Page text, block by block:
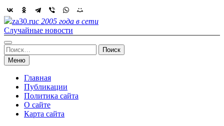
Skip
to
content
za30.ruс 2005 года в сети
Случайные новости
Найти:
Меню
Главная
Публикации
Политика сайта
О сайте
Карта сайта